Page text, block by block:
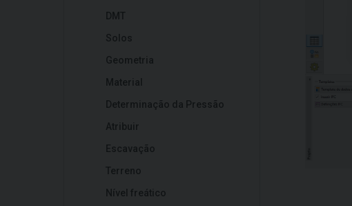
DMT
Solos
Geometria
Material
Determinação da Pressão
Atribuir
Escavação
Terreno
Nível freático